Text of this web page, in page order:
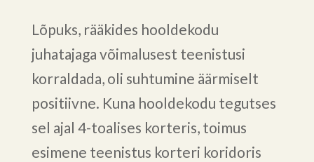
Lõpuks, rääkides hooldekodu
juhatajaga võimalusest teenistusi
korraldada, oli suhtumine äärmiselt
positiivne. Kuna hooldekodu tegutses
sel ajal 4-toalises korteris, toimus
esimene teenistus korteri koridoris